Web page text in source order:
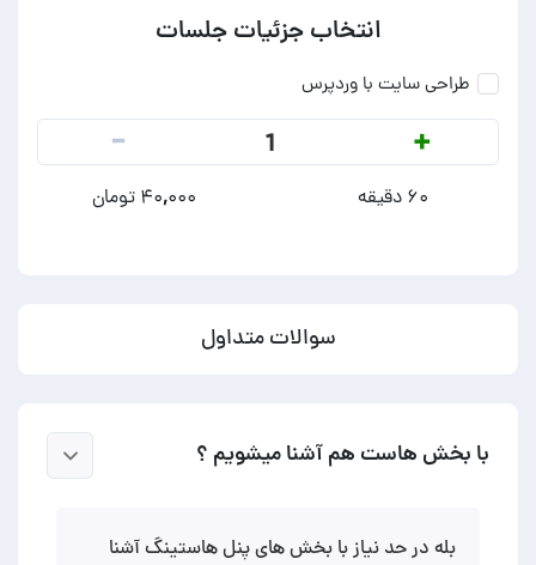
انتخاب جزئیات جلسات
طراحی سایت با وردپرس
+
1
-
۶۰ دقیقه ۴۰,۰۰۰ تومان
سوالات متداول
با بخش هاست هم آشنا میشویم ؟
بله در حد نیاز با بخش های پنل هاستینگ آشنا